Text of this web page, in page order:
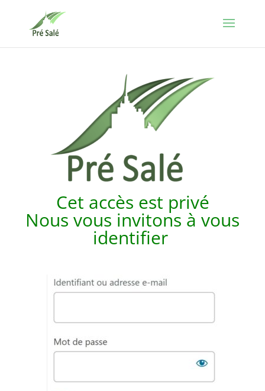
Cet accès est privé
Nous vous invitons à vous
identifier